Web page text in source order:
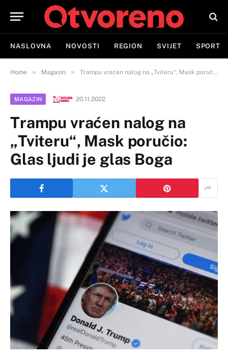
NASLOVNA NOVOSTI REGION SVIJET SPORT
Home » Magazin » Trampu vraćen nalog na „Tviteru“, Mask poručio: Glas ljudi je glas Boga
MAGAZIN 20.11.2022
Trampu vraćen nalog na
„Tviteru“, Mask poručio:
Glas ljudi je glas Boga